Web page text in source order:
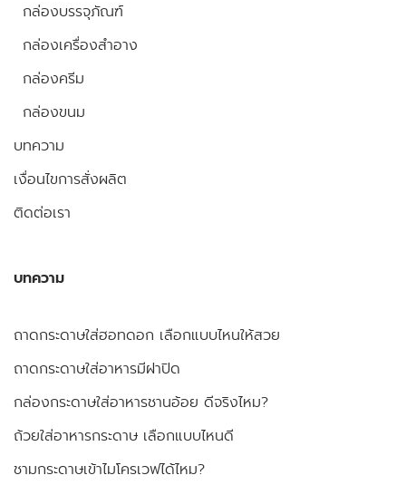
กล่องบรรจุภัณฑ์
กล่องเครื่องสำอาง
กล่องครีม
กล่องขนม
บทความ
เงื่อนไขการสั่งผลิต
ติดต่อเรา
บทความ
ถาดกระดาษใส่ฮอทดอก เลือกแบบไหนให้สวย
ถาดกระดาษใส่อาหารมีฝาปิด
กล่องกระดาษใส่อาหารชานอ้อย ดีจริงไหม?
ถ้วยใส่อาหารกระดาษ เลือกแบบไหนดี
ชามกระดาษเข้าไมโครเวฟได้ไหม?